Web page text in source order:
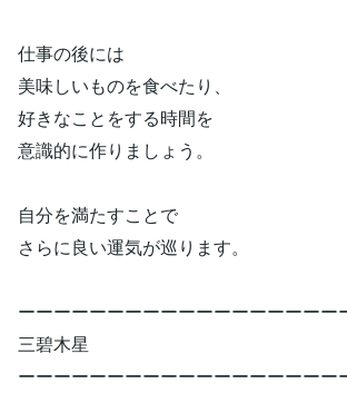
仕事の後には
美味しいものを食べたり、
好きなことをする時間を
意識的に作りましょう。
自分を満たすことで
さらに良い運気が巡ります。
ーーーーーーーーーーーーーーーーーー
三碧木星
ーーーーーーーーーーーーーーーーーー